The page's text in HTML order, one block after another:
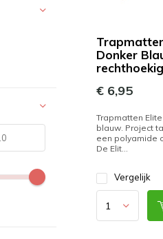
Donker
rechthoekig
€ 6,95
Trapmatten
blauw. Project
een polyamide
De Elit...
Vergelijk